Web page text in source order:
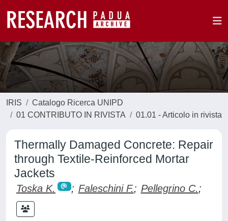
IRIS
Catalogo Ricerca UNIPD
01 CONTRIBUTO IN RIVISTA
01.01 - Articolo in rivista
Thermally Damaged Concrete: Repair
through Textile-Reinforced Mortar
Jackets
Toska K. ; Faleschini F.; Pellegrino C.;